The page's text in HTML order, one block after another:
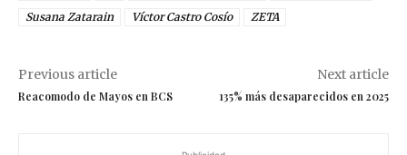
Susana Zatarain
Víctor Castro Cosío ZETA
Previous article
Reacomodo de Mayos en BCS
Next article
135% más desaparecidos en 2025